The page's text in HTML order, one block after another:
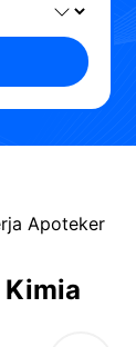
Apoteker